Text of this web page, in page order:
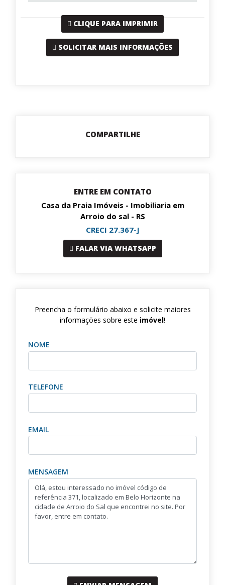
CLIQUE PARA IMPRIMIR
SOLICITAR MAIS INFORMAÇÕES
COMPARTILHE
ENTRE EM CONTATO
Casa da Praia Imóveis - Imobiliaria em
Arroio do sal - RS
CRECI 27.367-J
FALAR VIA WHATSAPP
Preencha o formulário abaixo e solicite maiores
informações sobre este imóvel!
NOME
TELEFONE
EMAIL
MENSAGEM